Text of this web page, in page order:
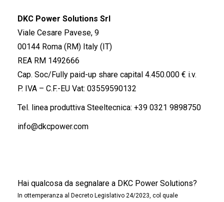
DKC Power Solutions Srl
Viale Cesare Pavese, 9
00144 Roma (RM) Italy (IT)
REA RM 1492666
Cap. Soc/Fully paid-up share capital 4.450.000 € i.v.
P. IVA – C.F.-EU Vat: 03559590132
Tel. linea produttiva Steeltecnica: +39 0321 9898750
info@dkcpower.com
Hai qualcosa da segnalare a DKC Power Solutions?
In ottemperanza al Decreto Legislativo 24/2023, col quale